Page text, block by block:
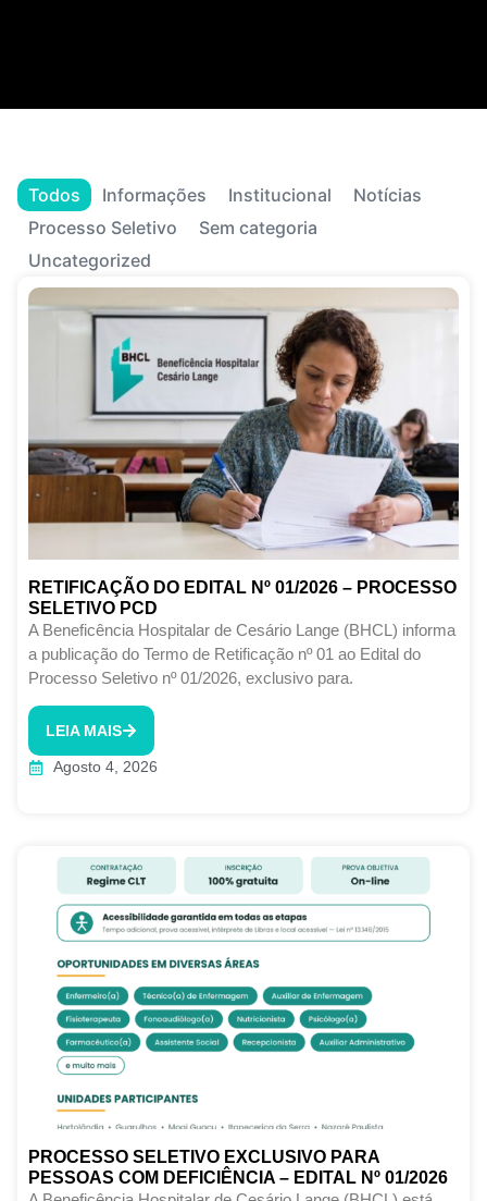
Informações Institucional
Notícias
Processo Seletivo
Sem categoria
Uncategorized
Todos
RETIFICAÇÃO DO EDITAL Nº 01/2026 – PROCESSO
SELETIVO PCD
A Beneficência Hospitalar de Cesário Lange (BHCL) informa
a publicação do Termo de Retificação nº 01 ao Edital do
Processo Seletivo nº 01/2026, exclusivo para.
LEIA MAIS
Agosto 4, 2026
PROCESSO SELETIVO EXCLUSIVO PARA
PESSOAS COM DEFICIÊNCIA – EDITAL Nº 01/2026